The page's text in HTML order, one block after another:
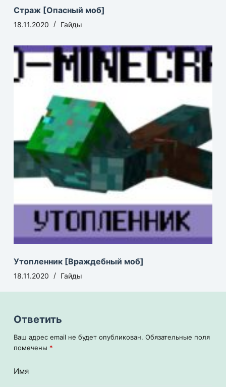
Страж [Опасный моб]
18.11.2020 Гайды
Утопленник [Враждебный моб]
18.11.2020 Гайды
Ответить
Ваш адрес email не будет опубликован. Обязательные поля
помечены *
Имя